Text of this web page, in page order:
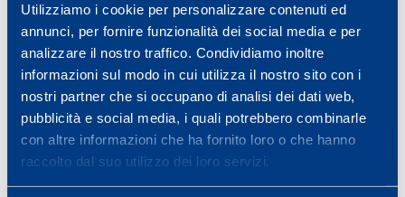
Utilizziamo i cookie per personalizzare contenuti ed
annunci, per fornire funzionalità dei social media e per
analizzare il nostro traffico. Condividiamo inoltre
informazioni sul modo in cui utilizza il nostro sito con i
nostri partner che si occupano di analisi dei dati web,
pubblicità e social media, i quali potrebbero combinarle
con altre informazioni che ha fornito loro o che hanno
raccolto dal suo utilizzo dei loro servizi.
ALDO SASSI CICLISMO
RICERCA SCIENTIFICA SFORZO
Condividi